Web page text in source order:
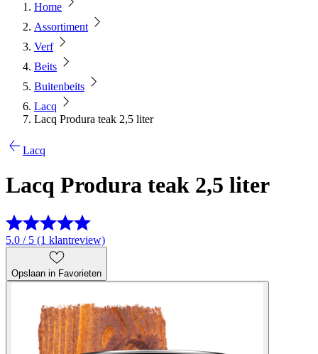
Home
Assortiment
Verf
Beits
Buitenbeits
Lacq
Lacq Produra teak 2,5 liter
Lacq
Lacq Produra teak 2,5 liter
5.0 / 5 (1 klantreview)
Opslaan in Favorieten